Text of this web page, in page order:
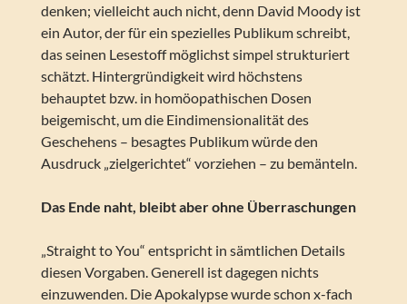
denken; vielleicht auch nicht, denn David Moody ist
ein Autor, der für ein spezielles Publikum schreibt,
das seinen Lesestoff möglichst simpel strukturiert
schätzt. Hintergründigkeit wird höchstens
behauptet bzw. in homöopathischen Dosen
beigemischt, um die Eindimensionalität des
Geschehens – besagtes Publikum würde den
Ausdruck „zielgerichtet“ vorziehen – zu bemänteln.
Das Ende naht, bleibt aber ohne Überraschungen
„Straight to You“ entspricht in sämtlichen Details
diesen Vorgaben. Generell ist dagegen nichts
einzuwenden. Die Apokalypse wurde schon x-fach